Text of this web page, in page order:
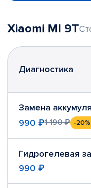
Xiaomi MI 9T
Диагностика
Замена
990 ₽1 190 ₽ -20%
Гидрогелевая
990 ₽